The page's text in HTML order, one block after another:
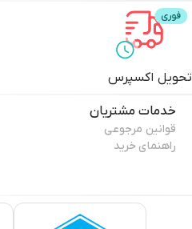
تحویل اکسپرس
خدمات مشتریان
قوانین مرجوعی
راهنمای خرید